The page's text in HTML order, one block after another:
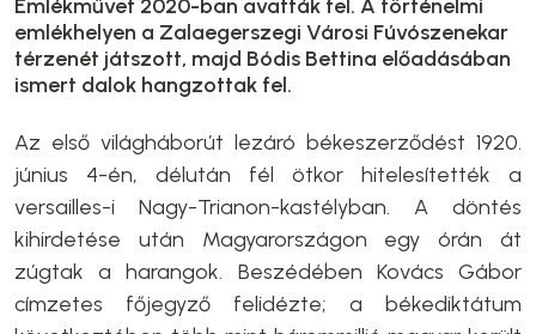
Emlékművet 2020-ban avatták fel. A történelmi
emlékhelyen a Zalaegerszegi Városi Fúvószenekar
térzenét játszott, majd Bódis Bettina előadásában
ismert dalok hangzottak fel.
Az első világháborút lezáró békeszerződést 1920.
június 4-én, délután fél ötkor hitelesítették a
versailles-i Nagy-Trianon-kastélyban. A döntés
kihirdetése után Magyarországon egy órán át
zúgtak a harangok. Beszédében Kovács Gábor
címzetes főjegyző felidézte; a békediktátum